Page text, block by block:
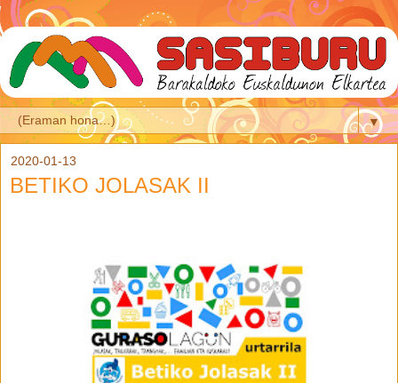
▼
2020-01-13
BETIKO JOLASAK II